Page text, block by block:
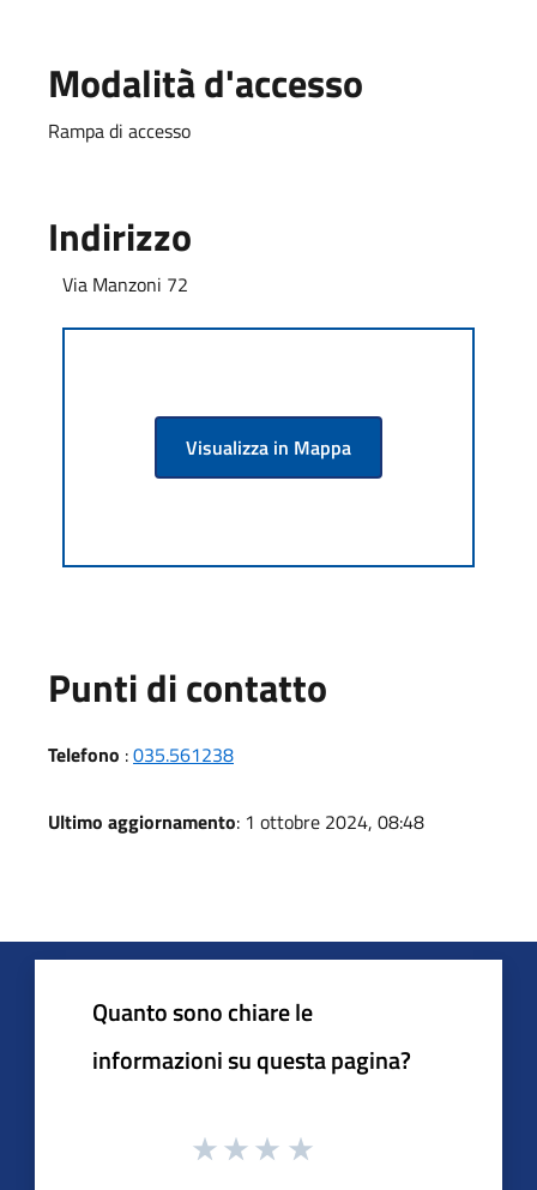
Modalità d'accesso
Rampa di accesso
Indirizzo
Via Manzoni 72
Visualizza in Mappa
Punti di contatto
Telefono :035.561238
Ultimo aggiornamento: 1 ottobre 2024, 08:48
Quanto sono chiare le
informazioni su questa pagina?